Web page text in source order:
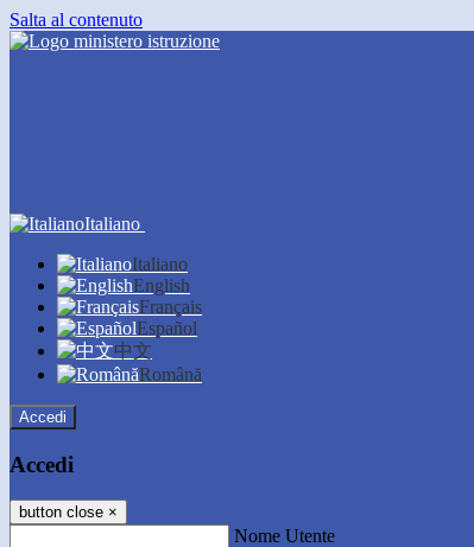
Salta al contenuto
Italiano
Italiano
English
Français
Español
中文
Română
Accedi
Accedi
button close ×
Nome Utente